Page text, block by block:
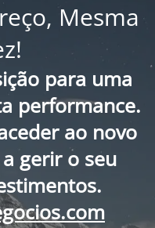
Mesma
para uma
performance.
ao novo
gerir o seu